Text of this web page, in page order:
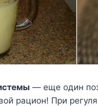
— еще один
рацион! При